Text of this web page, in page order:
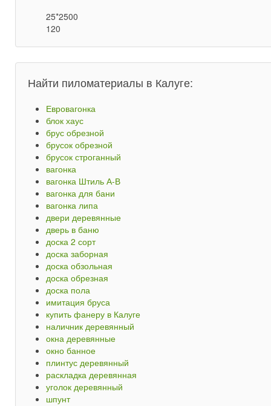
25*2500
120
Найти пиломатериалы в Калуге:
Евровагонка
блок хаус
брус обрезной
брусок обрезной
брусок строганный
вагонка
вагонка Штиль А-В
вагонка для бани
вагонка липа
двери деревянные
дверь в баню
доска 2 сорт
доска заборная
доска обзольная
доска обрезная
доска пола
имитация бруса
купить фанеру в Калуге
наличник деревянный
окна деревянные
окно банное
плинтус деревянный
раскладка деревянная
уголок деревянный
шпунт